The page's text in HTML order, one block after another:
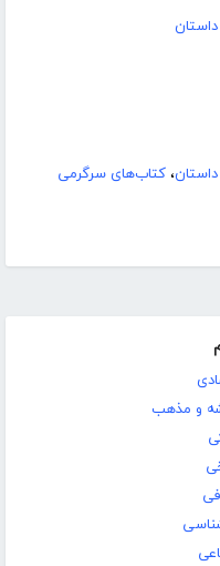
، کتاب‌های سرگرمی
و مذهب